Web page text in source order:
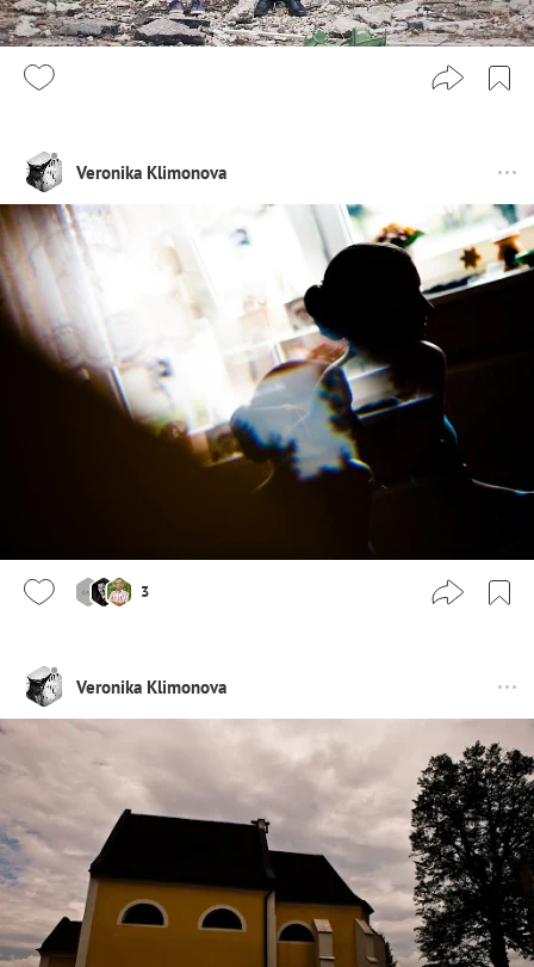
Veronika Klimonova
3
Veronika Klimonova